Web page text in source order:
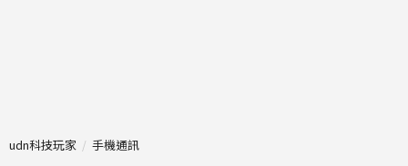
udn科技玩家 手機通訊